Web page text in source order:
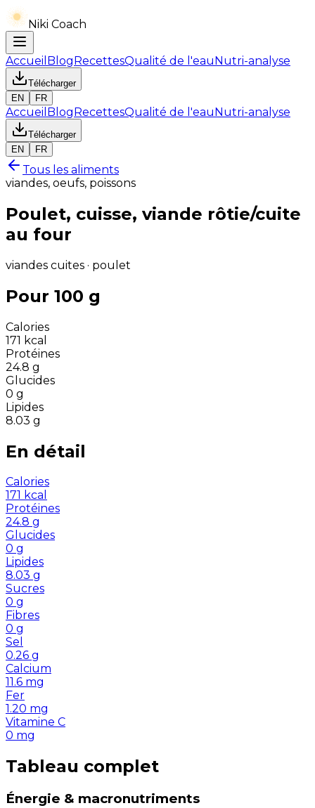
Niki Coach
Accueil BlogRecettesQualité de l'eauNutri-analyse
Télécharger
EN
FR
Accueil BlogRecettesQualité de l'eauNutri-analyse
Télécharger
EN
FR
Tous les aliments
viandes, oeufs, poissons
Poulet, cuisse, viande rôtie/cuite
au four
viandes cuites · poulet
Pour 100 g
Calories
171 kcal
Protéines
24.8 g
Glucides
0 g
Lipides
8.03 g
En détail
Calories
171 kcal
Protéines
24.8 g
Glucides
0 g
Lipides
8.03 g
Sucres
0 g
Fibres
0 g
Sel
0.26 g
Calcium
11.6 mg
Fer
1.20 mg
Vitamine C
0 mg
Tableau complet
Énergie & macronutriments